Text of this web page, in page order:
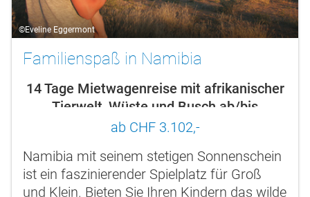
©Eveline Eggermont
Familienspaß in Namibia
14 Tage Mietwagenreise mit afrikanischer
Tierwelt, Wüste und Busch ab/bis
Windhoek
ab CHF 3.102,-
Namibia mit seinem stetigen Sonnenschein
ist ein faszinierender Spielplatz für Groß
und Klein. Bieten Sie Ihren Kindern das wilde